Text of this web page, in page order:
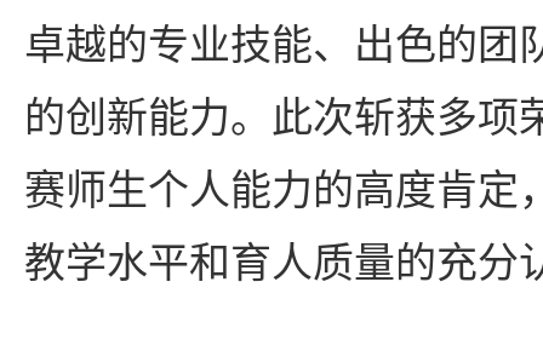
卓越的专业技能、出色的团
的创新能力。此次斩获多项
赛师生个人能力的高度肯定
教学水平和育人质量的充分